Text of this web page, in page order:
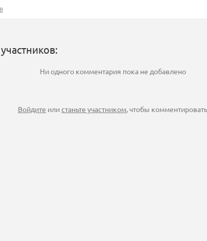
Ни одного комментария пока не добавлено
Войдите илистаньте участником, чтобы комментировать